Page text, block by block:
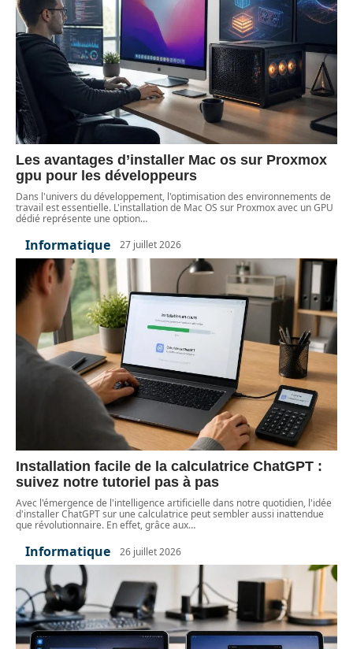
Les avantages d’installer Mac os sur Proxmox
gpu pour les développeurs
Dans l'univers du développement, l'optimisation des environnements de
travail est essentielle. L'installation de Mac OS sur Proxmox avec un GPU
dédié représente une option…
Informatique 27 juillet 2026
Installation facile de la calculatrice ChatGPT :
suivez notre tutoriel pas à pas
Avec l'émergence de l'intelligence artificielle dans notre quotidien, l'idée
d'installer ChatGPT sur une calculatrice peut sembler aussi inattendue
que révolutionnaire. En effet, grâce aux…
Informatique 26 juillet 2026